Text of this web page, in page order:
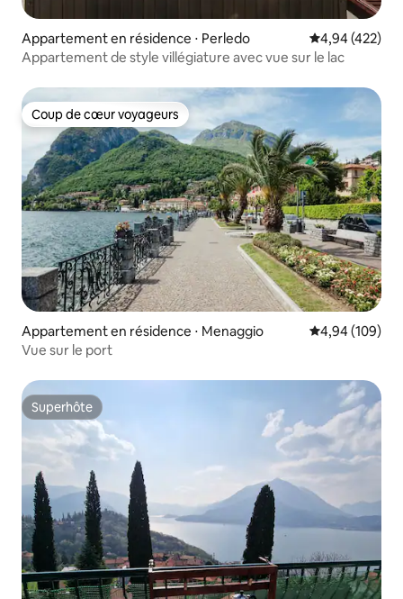
Appartement en résidence ⋅ Perledo Évaluation
4,94 (422)
Appartement de style villégiature avec vue sur le lac
Coup de cœur voyageurs
Coup de cœur voyageurs
Appartement en résidence ⋅ Menaggio Évaluation
4,94 (109)
Vue sur le port
Superhôte
Superhôte